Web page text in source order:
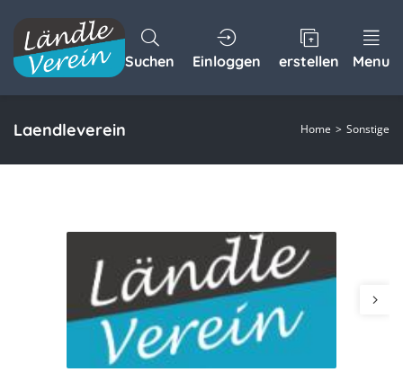
Suchen Einloggen erstellen Menu
Laendleverein Home Sonstige